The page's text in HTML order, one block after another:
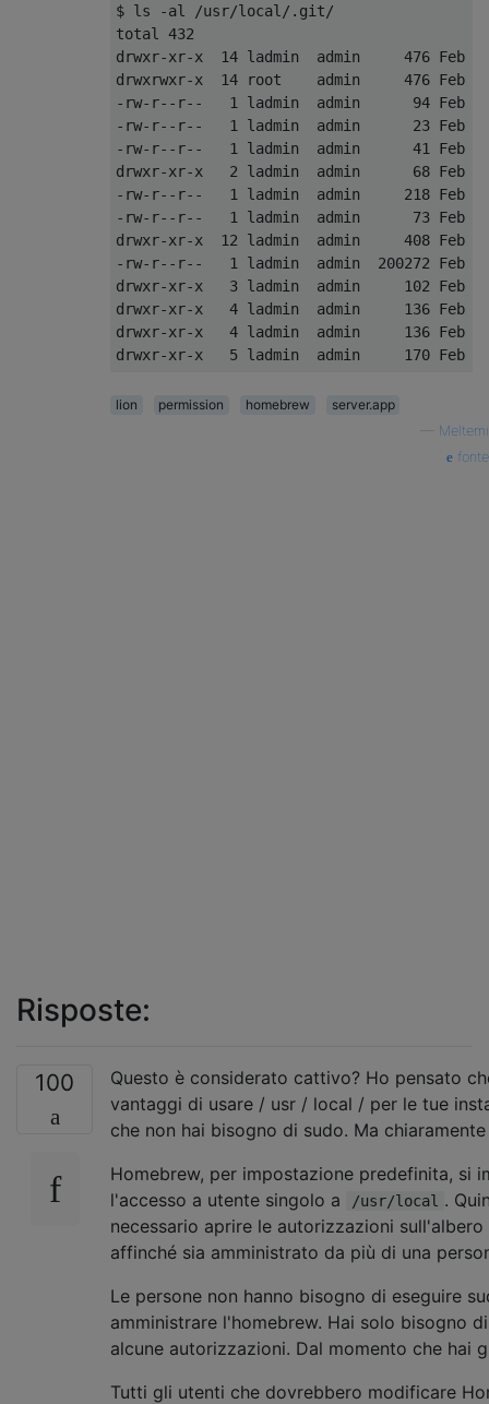
$ ls -al /usr/local/.git/
total 432
drwxr-xr-x  14 ladmin  admin     476 Feb
drwxrwxr-x  14 root    admin     476 Feb
-rw-r--r--   1 ladmin  admin      94 Feb 24
-rw-r--r--   1 ladmin  admin      23 Feb 24
-rw-r--r--   1 ladmin  admin      41 Feb  9
drwxr-xr-x   2 ladmin  admin      68 Feb  9
-rw-r--r--   1 ladmin  admin     218 Feb
-rw-r--r--   1 ladmin  admin      73 Feb
drwxr-xr-x  12 ladmin  admin     408 Feb
-rw-r--r--   1 ladmin  admin  200272 Feb
drwxr-xr-x   3 ladmin  admin     102 Feb
drwxr-xr-x   4 ladmin  admin     136 Feb
drwxr-xr-x   4 ladmin  admin     136 Feb
lion permission homebrew
server.app
Meltemi
fonte
Risposte:
100
Questo è considerato cattivo? Ho pensato
vantaggi di usare / usr / local / per le tue
che non hai bisogno di sudo. Ma
Homebrew, per impostazione predefinita, si
l'accesso a utente singolo a
/usr/local .
necessario aprire le autorizzazioni
affinché sia ​​amministrato da più di una
Le persone non hanno bisogno di eseguire
amministrare l'homebrew. Hai solo bisogno
alcune autorizzazioni. Dal momento che hai
Tutti gli utenti che dovrebbero modificare